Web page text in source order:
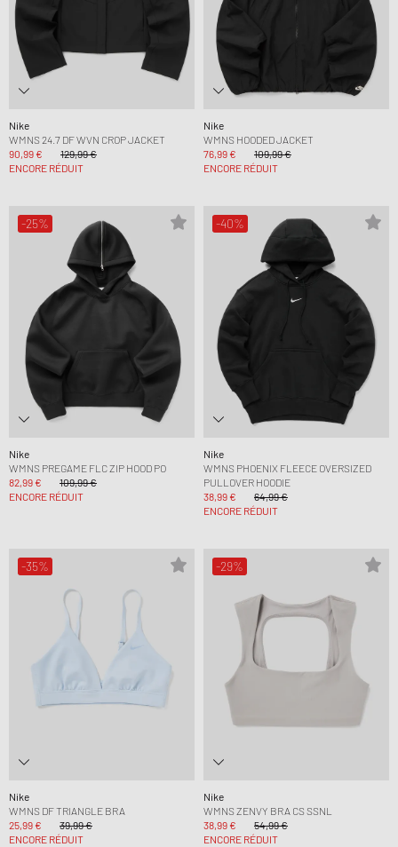
Nike
WMNS 24.7 DF WVN CROP JACKET
90,99 €
129,99 €
ENCORE RÉDUIT
Nike
WMNS HOODED JACKET
76,99 €
109,99 €
ENCORE RÉDUIT
-25%
Nike
WMNS PREGAME FLC ZIP HOOD PO
82,99 €
109,99 €
ENCORE RÉDUIT
-40%
Nike
WMNS PHOENIX FLEECE OVERSIZED
PULLOVER HOODIE
38,99 €
64,99 €
ENCORE RÉDUIT
-35%
Nike
WMNS DF TRIANGLE BRA
25,99 €
39,99 €
ENCORE RÉDUIT
-29%
Nike
WMNS ZENVY BRA CS SSNL
38,99 €
54,99 €
ENCORE RÉDUIT